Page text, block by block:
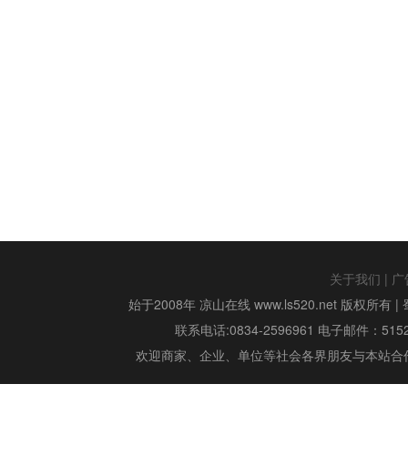
关于我们 |
始于2008年 凉山在线 www.ls520.net 版权所有
联系电话:0834-2596961 电子邮件：
欢迎商家、企业、单位等社会各界朋友与本站